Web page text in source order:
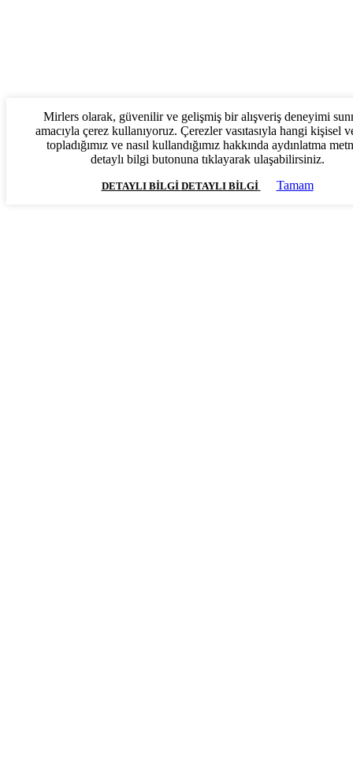
Mirlers olarak, güvenilir ve gelişmiş bir alışveriş deneyimi
amacıyla çerez kullanıyoruz. Çerezler vasıtasıyla hangi kişisel
topladığımız ve nasıl kullandığımız hakkında aydınlatma
detaylı bilgi butonuna tıklayarak ulaşabilirsiniz.
DETAYLI BILGI DETAYLI BILGI Tamam